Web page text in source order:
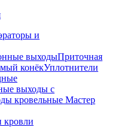
и
выходыПриточная
конёкУплотнители
выходы с
кровельные Мастер
кровли